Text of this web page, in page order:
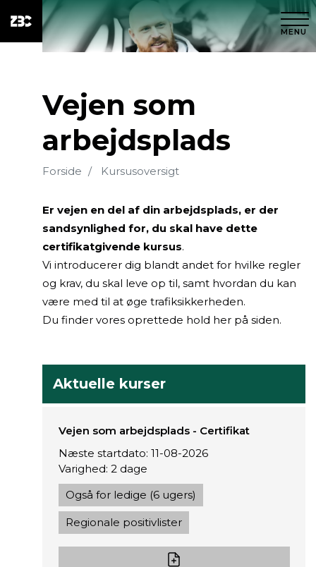
MENU
Vejen som
arbejdsplads
Forside Kursusoversigt
Er vejen en del af din arbejdsplads, er der
sandsynlighed for, du skal have dette
certifikatgivende kursus.
Vi introducerer dig blandt andet for hvilke regler
og krav, du skal leve op til, samt hvordan du kan
være med til at øge trafiksikkerheden.
Du finder vores oprettede hold her på siden.
Aktuelle kurser
Vejen som arbejdsplads - Certifikat
Også for ledige (6 ugers)
Regionale positivlister
Næste startdato: 11-08-2026
Varighed: 2 dage